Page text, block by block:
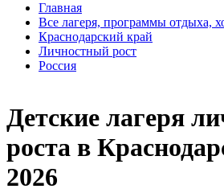
Главная
Все лагеря, программы отдыха,
Краснодарский край
Личностный рост
Россия
Детские лагеря
роста в
2026